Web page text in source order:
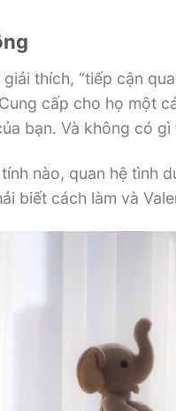
giải thích, “tiếp cận
cấp cho họ một
bạn. Và không có
nào, quan hệ tình
biết cách làm và